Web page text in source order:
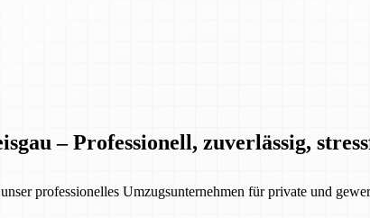
– Professionell, zuverlässig,
professionelles Umzugsunternehmen für private und